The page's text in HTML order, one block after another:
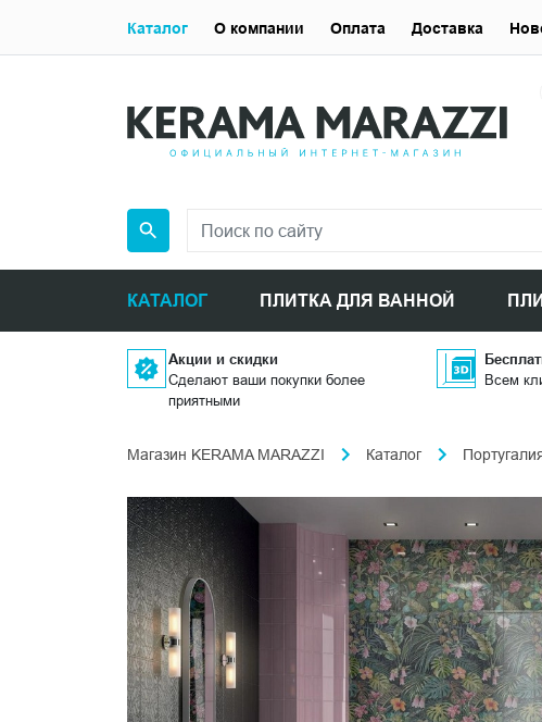
КАТАЛОГ ПЛИТКА ДЛЯ ВАННОЙ
Каталог О компании Оплата Доставка
Акции и скидки
Сделают ваши покупки более
приятными
Всем
Магазин KERAMA MARAZZI Каталог